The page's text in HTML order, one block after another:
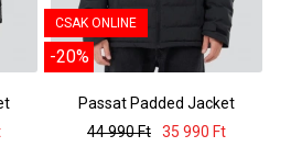
CSAK ONLINE
-20%
Passat Padded Jacket
44 990 Ft
35 990 Ft